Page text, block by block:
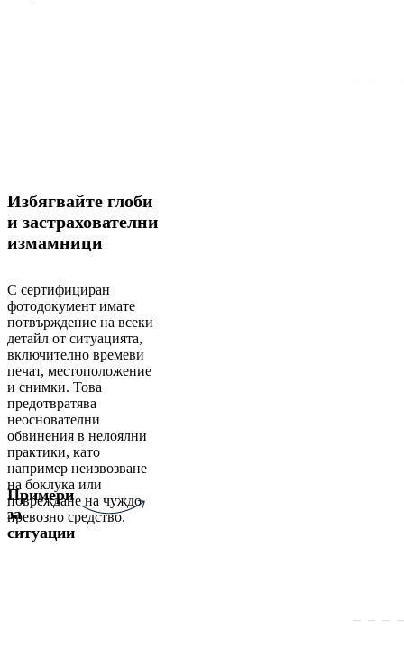
Избягвайте глоби
и застрахователни
измамници
С сертифициран
фотодокумент имате
потвърждение на всеки
детайл от ситуацията,
включително времеви
печат, местоположение
и снимки. Това
предотвратява
неоснователни
обвинения в нелоялни
практики, като
например неизвозване
на боклука или
повреждане на чуждо
превозно средство.
Примери
за
ситуации